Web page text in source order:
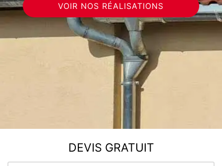
VOIR NOS RÉALISATIONS
DEVIS GRATUIT